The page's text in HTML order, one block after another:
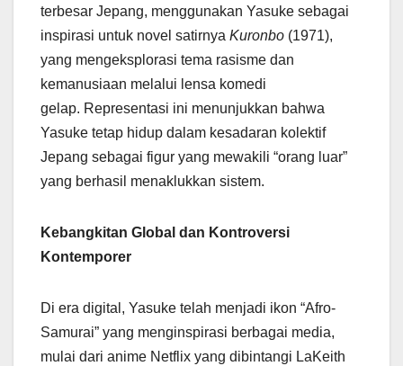
terbesar Jepang, menggunakan Yasuke sebagai
inspirasi untuk novel satirnya Kuronbo (1971),
yang mengeksplorasi tema rasisme dan
kemanusiaan melalui lensa komedi
gelap. Representasi ini menunjukkan bahwa
Yasuke tetap hidup dalam kesadaran kolektif
Jepang sebagai figur yang mewakili “orang luar”
yang berhasil menaklukkan sistem.
Kebangkitan Global dan Kontroversi
Kontemporer
Di era digital, Yasuke telah menjadi ikon “Afro-
Samurai” yang menginspirasi berbagai media,
mulai dari anime Netflix yang dibintangi LaKeith